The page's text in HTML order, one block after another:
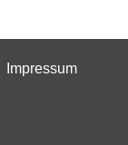
Impressum